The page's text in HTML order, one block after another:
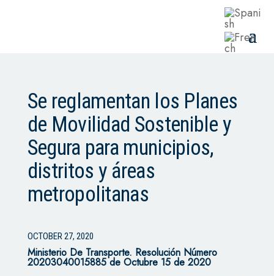
Se reglamentan los Planes
de Movilidad Sostenible y
Segura para municipios,
distritos y áreas
metropolitanas
OCTOBER 27, 2020
Ministerio De Transporte. Resolución Número
20203040015885 de Octubre 15 de 2020